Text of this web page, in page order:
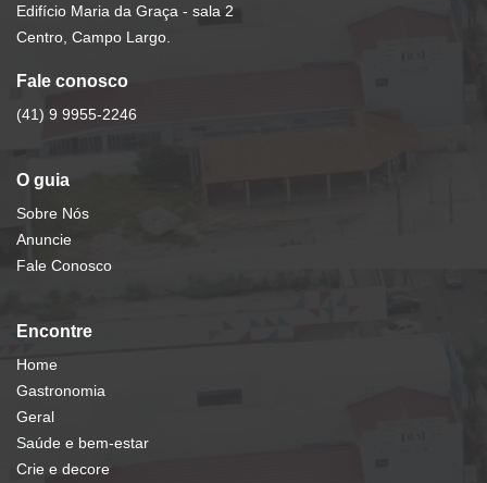
Edifício Maria da Graça - sala 2
Centro, Campo Largo.
Fale conosco
(41) 9 9955-2246
O guia
Sobre Nós
Anuncie
Fale Conosco
Encontre
Home
Gastronomia
Geral
Saúde e bem-estar
Crie e decore